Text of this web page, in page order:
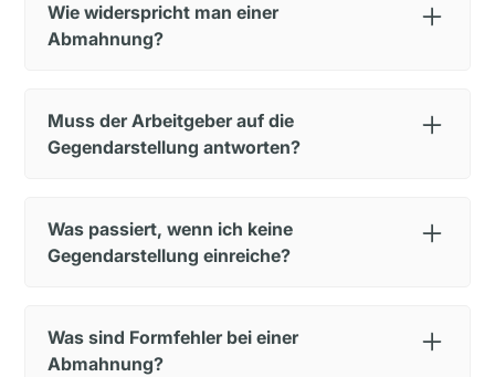
Wie widerspricht man einer
Abmahnung?
schriftlich in Form einer Gegendarstellung, in der
Sie den Sachverhalt aus Ihrer Sicht schildern und
unzutreffende Vorwürfe richtigstellen.
Muss der Arbeitgeber auf die
Gegendarstellung antworten?
Gegendarstellung zur Personalakte zu nehmen
(§ 83 Abs. 2 BetrVG).
Was passiert, wenn ich keine
Gegendarstellung einreiche?
Ihrer Akte. Sie verlieren damit keine Rechte, aber
auch keine Chance zur Klarstellung. Bei einer
Was sind Formfehler bei einer
Abmahnung?